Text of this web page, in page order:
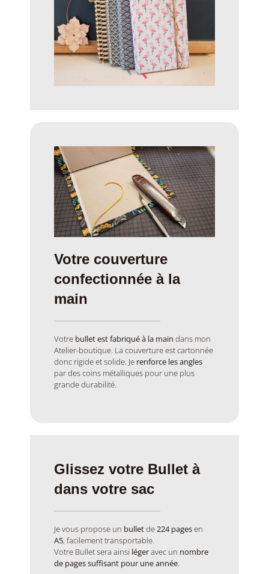
Votre couverture
confectionnée à la
main
Votre bullet est fabriqué à la main dans mon
Atelier-boutique. La couverture est cartonnée
donc rigide et solide. Je renforce les angles
par des coins métalliques pour une plus
grande durabilité.
Glissez votre Bullet à
dans votre sac
Je vous propose un bulletde224 pagesen
A5, facilement transportable.
Votre Bullet sera ainsi légeravec un nombre
de pages suffisant pour une année.